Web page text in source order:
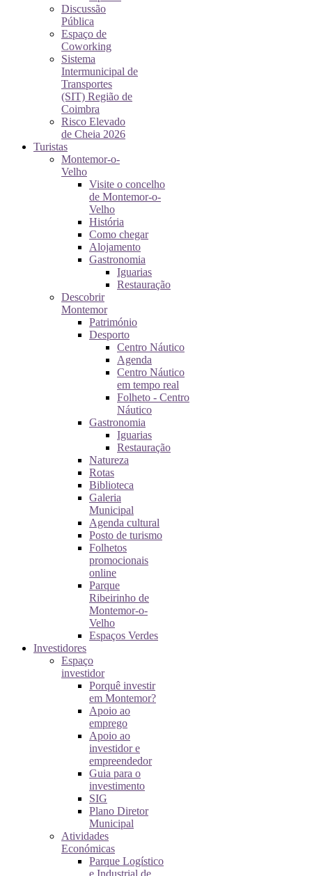
Discussão
Pública
Espaço de
Coworking
Sistema
Intermunicipal de
Transportes
(SIT) Região de
Coimbra
Risco Elevado
de Cheia 2026
Turistas
Montemor-o-
Velho
Visite o concelho
de Montemor-o-
Velho
História
Como chegar
Alojamento
Gastronomia
Iguarias
Restauração
Descobrir
Montemor
Património
Desporto
Centro Náutico
Agenda
Centro Náutico
em tempo real
Folheto - Centro
Náutico
Gastronomia
Iguarias
Restauração
Natureza
Rotas
Biblioteca
Galeria
Municipal
Agenda cultural
Posto de turismo
Folhetos
promocionais
online
Parque
Ribeirinho de
Montemor-o-
Velho
Espaços Verdes
Investidores
Espaço
investidor
Porquê investir
em Montemor?
Apoio ao
emprego
Apoio ao
investidor e
empreendedor
Guia para o
investimento
SIG
Plano Diretor
Municipal
Atividades
Económicas
Parque Logístico
e Industrial de